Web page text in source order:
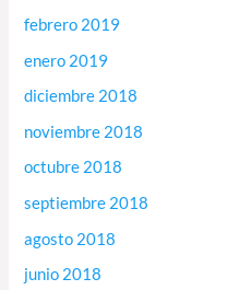
febrero 2019
enero 2019
diciembre 2018
noviembre 2018
octubre 2018
septiembre 2018
agosto 2018
junio 2018